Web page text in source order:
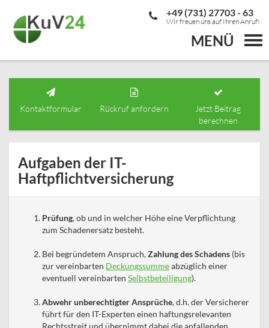
MENÜ
+49 (731) 27703 - 63
Wir freuen uns auf Ihren Anruf!
Kontaktformular Rückruf anfordern
Jetzt Beitrag
berechnen
Aufgaben der IT-
Haftpflichtversicherung
Prüfung, ob und in welcher Höhe eine Verpflichtung
zum Schadenersatz besteht.
Bei begründetem Anspruch,Zahlung des Schadens (bis
zur vereinbarten Deckungssummeabzüglich einer
eventuell vereinbarten Selbstbeteiligung).
Abwehr unberechtigter Ansprüche, d.h. der Versicherer
führt für den IT-Experten einen haftungsrelevanten
Rechtsstreit und übernimmt dabei die anfallenden